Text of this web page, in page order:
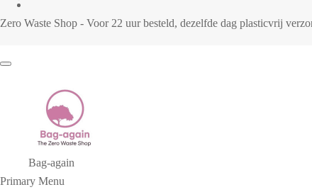
Zero Waste Shop - Voor 22 uur besteld, dezelfde dag plasticvrij
Bag-again
Primary Menu